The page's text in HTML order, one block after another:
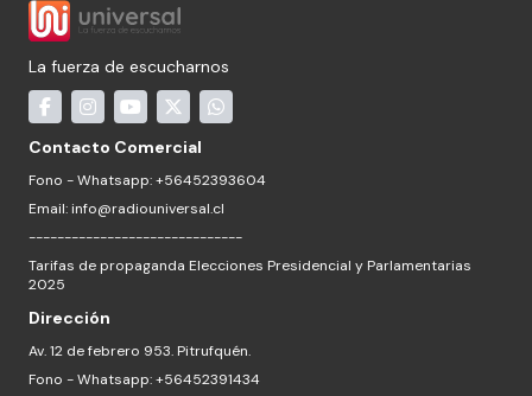
La fuerza de escucharnos
Contacto Comercial
Fono - Whatsapp: +56452393604
Email: info@radiouniversal.cl
------------------------------
Tarifas de propaganda Elecciones Presidencial y Parlamentarias
2025
Dirección
Av. 12 de febrero 953. Pitrufquén.
Fono - Whatsapp: +56452391434